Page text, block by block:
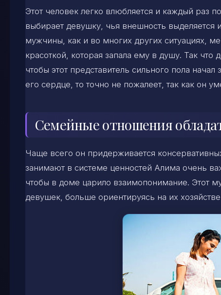
Этот человек легко влюбляется и каждый раз
выбирает девушку, чья внешность
мужчины, как и во многих других ситуациях,
красоткой, которая запала ему в душу. Так
чтобы этот представитель сильного пола
его сердце, то точно не пожалеет, так как он
Семейные отношения
Чаще всего он придерживается
занимают в системе ценностей Алима очень
чтобы в доме царило взаимопонимание. Этот
девушек, больше ориентируясь на их